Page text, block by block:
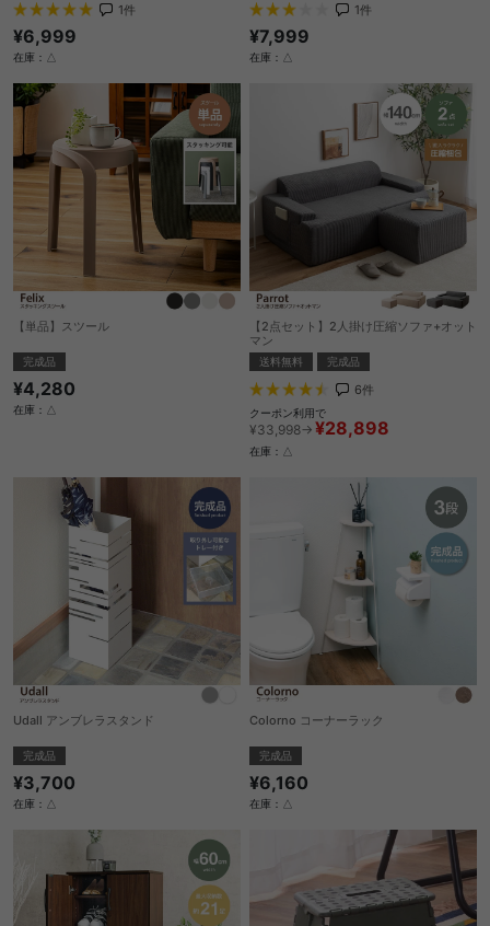
1件
¥6,999
在庫：△
1件
¥7,999
在庫：△
【単品】スツール
完成品
¥4,280
在庫：△
【2点セット】2人掛け圧縮ソファ+オット
マン
送料無料 完成品
6件
クーポン利用で
¥33,998→ ¥28,898
在庫：△
Udall アンブレラスタンド
完成品
¥3,700
在庫：△
Colorno コーナーラック
完成品
¥6,160
在庫：△